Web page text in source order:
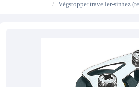
Végstopper traveller-sínhez